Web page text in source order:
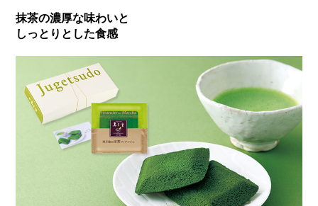
抹茶の濃厚な味わいと
しっとりとした食感